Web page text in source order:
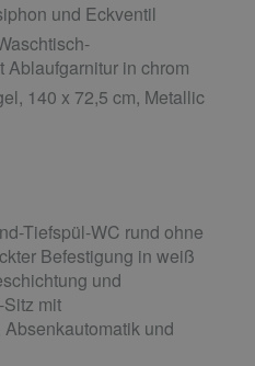
und Eckventil
Ablaufgarnitur in chrom
140 x 72,5 cm, Metallic
Tiefspül-WC rund ohne
Befestigung in weiß
und
mit
und